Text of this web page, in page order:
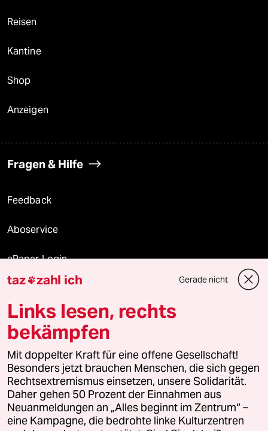
Reisen
Kantine
Shop
Anzeigen
Fragen & Hilfe
Feedback
Aboservice
ePaper Login
Downloads für Abonnierende
© 2026 taz Verlags und Vertriebs GmbH
Alle Rechte vorbehalten. Bei rechtlichen Fragen oder für Genehmigungen
wenden Sie sich bitte an
lizenzen@taz.de
Feedback Redaktionsstatut Kommune-Richtlinien
taz zahl ich Gerade nicht
Links lesen, rechts
bekämpfen
Mit doppelter Kraft für eine offene Gesellschaft!
Besonders jetzt brauchen Menschen, die sich gegen
Rechtsextremismus einsetzen, unsere Solidarität.
Daher gehen 50 Prozent der Einnahmen aus
Neuanmeldungen an „Alles beginnt im Zentrum“ –
eine Kampagne, die bedrohte linke Kulturzentren